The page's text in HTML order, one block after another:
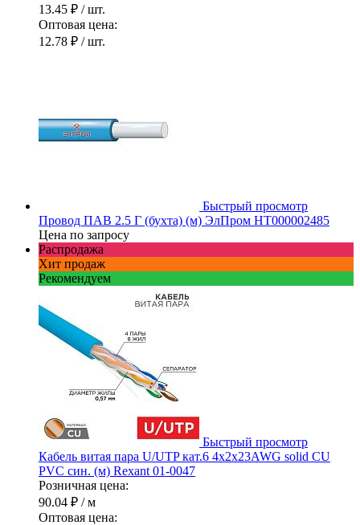
13.45 ₽ / шт.
Оптовая цена:
12.78 ₽ / шт.
Быстрый просмотр
Провод ПАВ 2.5 Г (бухта) (м) ЭлПром НТ000002485
Цена по запросу
Распродажа
Хит продаж
Рекомендуем
Быстрый просмотр
Кабель витая пара U/UTP кат.6 4х2х23AWG solid CU
PVC син. (м) Rexant 01-0047
Розничная цена:
90.04 ₽ / м
Оптовая цена: